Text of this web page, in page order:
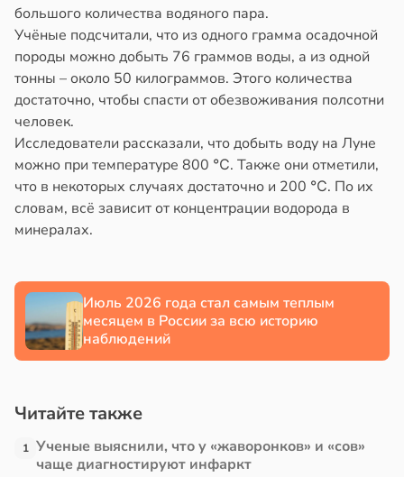
в20:59
большого количества водяного пара.
Учёные подсчитали, что из одного грамма осадочной
породы можно добыть 76 граммов воды, а из одной
тонны – около 50 килограммов. Этого количества
достаточно, чтобы спасти от обезвоживания полсотни
человек.
Исследователи рассказали, что добыть воду на Луне
можно при температуре 800 ℃. Также они отметили,
что в некоторых случаях достаточно и 200 ℃. По их
словам, всё зависит от концентрации водорода в
минералах.
Июль 2026 года стал самым теплым
месяцем в России за всю историю
наблюдений
Читайте также
1 Ученые выяснили, что у «жаворонков» и «сов»
чаще диагностируют инфаркт
в17:40
19:25